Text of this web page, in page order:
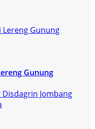
Gunung